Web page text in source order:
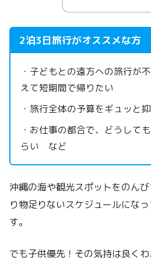
2泊3日旅行がオススメな方
・子どもとの遠方への旅行が
えて短期間で帰りたい
・旅行全体の予算をギュッと
・お仕事の都合で、どうして
らい など
沖縄の海や観光スポットをのん
り物足りないスケジュールにな
す。
でも子供優先！その気持は良くわ